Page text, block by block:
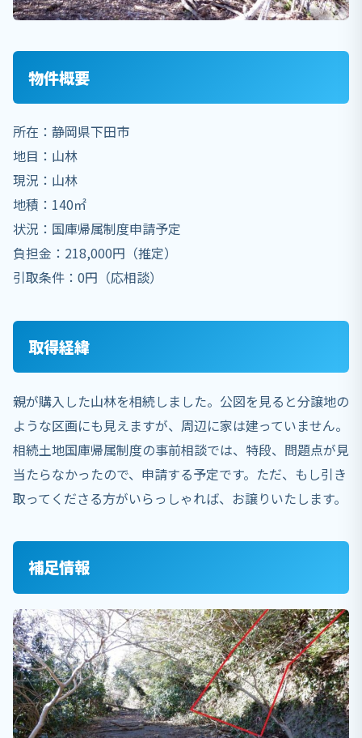
物件概要
所在：静岡県下田市
地目：山林
現況：山林
地積：140㎡
状況：国庫帰属制度申請予定
負担金：218,000円（推定）
引取条件：0円（応相談）
取得経緯
親が購入した山林を相続しました。公図を見ると分譲地の
ような区画にも見えますが、周辺に家は建っていません。
相続土地国庫帰属制度の事前相談では、特段、問題点が見
当たらなかったので、申請する予定です。ただ、もし引き
取ってくださる方がいらっしゃれば、お譲りいたします。
補足情報